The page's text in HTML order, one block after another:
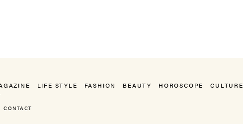
LIFE STYLE FASHION BEAUTY HOROSCOPE CULTURE
CONTACT